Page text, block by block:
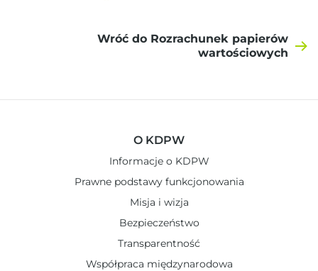
Wróć do Rozrachunek papierów
wartościowych
O KDPW
Informacje o KDPW
Prawne podstawy funkcjonowania
Misja i wizja
Bezpieczeństwo
Transparentność
Współpraca międzynarodowa